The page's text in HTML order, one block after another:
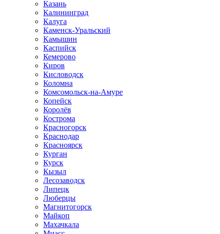
Казань
Калининград
Калуга
Каменск-Уральский
Камышин
Каспийск
Кемерово
Киров
Кисловодск
Коломна
Комсомольск-на-Амуре
Копейск
Королёв
Кострома
Красногорск
Краснодар
Красноярск
Курган
Курск
Кызыл
Лесозаводск
Липецк
Люберцы
Магнитогорск
Майкоп
Махачкала